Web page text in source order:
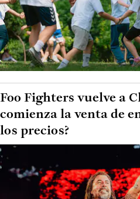
Foo Fighters vuelve a
comienza la venta de
los precios?